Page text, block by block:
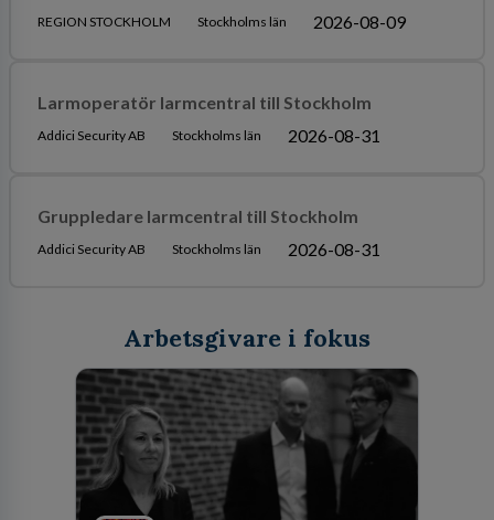
REGION STOCKHOLM Stockholms län 2026-08-09
Larmoperatör larmcentral till Stockholm
Addici Security AB Stockholms län 2026-08-31
Gruppledare larmcentral till Stockholm
Addici Security AB Stockholms län 2026-08-31
Arbetsgivare i fokus